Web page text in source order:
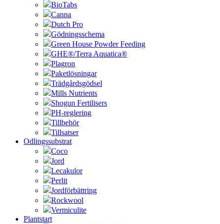
BioTabs
Canna
Dutch Pro
Gödningsschema
Green House Powder Feeding
GHE®/Terra Aquatica®
Plagron
Paketlösningar
Trädgårdsgödsel
Mills Nutrients
Shogun Fertilisers
PH-reglering
Tillbehör
Tillsatser
Odlingssubstrat
Coco
Jord
Lecakulor
Perlit
Jordförbättring
Rockwool
Vermiculite
Plantstart